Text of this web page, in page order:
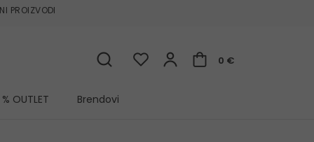
PROIZVODI
0 €
% OUTLET Brendovi